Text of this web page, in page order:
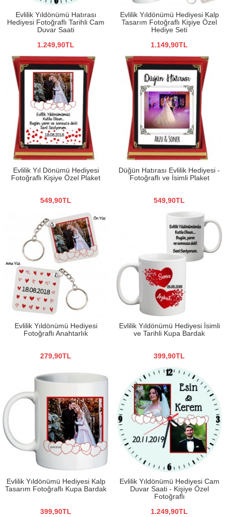
Evlilik Yıldönümü Hatırası
Hediyesi Fotoğraflı Tarihli Cam
Duvar Saati
1.249,90TL
Evlilik Yıldönümü Hediyesi Kalp
Tasarım Fotoğraflı Kişiye Özel
Hediye Seti
1.149,90TL
Evlilik Yıl Dönümü Hediyesi
Fotoğraflı Kişiye Özel Plaket
549,90TL
Düğün Hatırası Evlilik Hediyesi -
Fotoğraflı ve İsimli Plaket
549,90TL
Evlilik Yıldönümü Hediyesi
Fotoğraflı Anahtarlık
279,90TL
Evlilik Yıldönümü Hediyesi İsimli
ve Tarihli Kupa Bardak
399,90TL
Evlilik Yıldönümü Hediyesi Kalp
Tasarım Fotoğraflı Kupa Bardak
399,90TL
Evlilik Yıldönümü Hediyesi Cam
Duvar Saati - Kişiye Özel
Fotoğraflı
1.249,90TL